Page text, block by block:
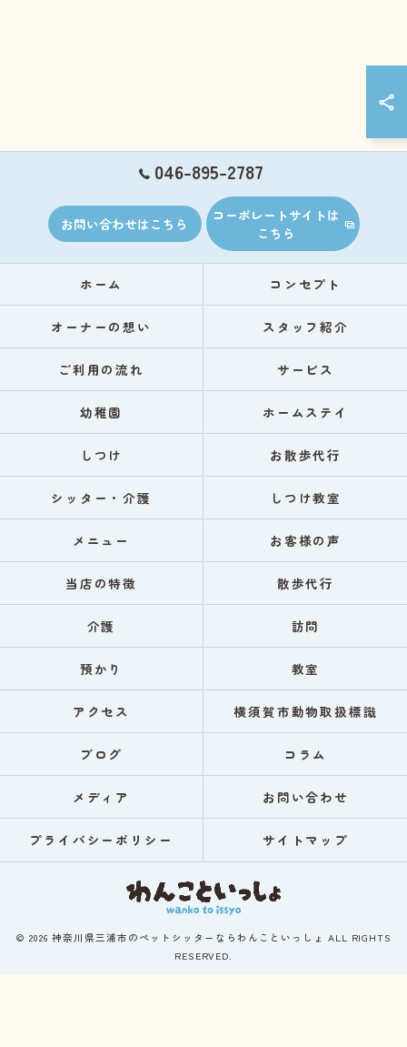
046-895-2787
お問い合わせはこちら
コーポレートサイトは
こちら
ホーム コンセプト
オーナーの想い スタッフ紹介
ご利用の流れ サービス
幼稚園 ホームステイ
しつけ お散歩代行
シッター・介護 しつけ教室
メニュー お客様の声
当店の特徴 散歩代行
介護 訪問
預かり 教室
アクセス 横須賀市動物取扱標識
ブログ コラム
メディア お問い合わせ
プライバシーポリシー サイトマップ
© 2026 神奈川県三浦市のペットシッターならわんこといっしょ ALL RIGHTS
RESERVED.